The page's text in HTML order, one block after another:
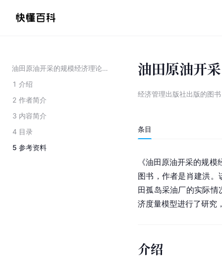
油田原油开采的规模经济理论及其应用研究
1 介绍
2 作者简介
3 内容简介
4 目录
5 参考资料
油田原油开
经济管理出版社出版的图书
条目
《油田原油开采的规
图书，作者是肖建洪
田孤岛采油厂的实际
济度量模型进行了研究
介绍